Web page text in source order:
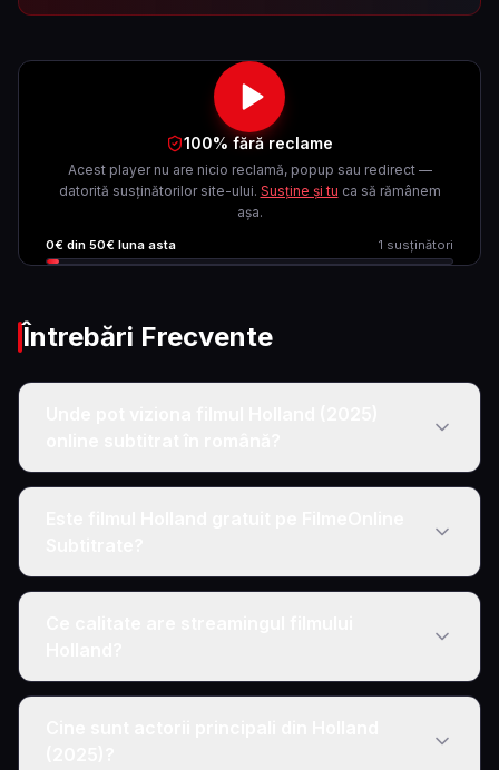
100% fără reclame
Acest player nu are nicio reclamă, popup sau redirect —
datorită susținătorilor site-ului. Susține și tu ca să rămânem
așa.
0€ din 50€ luna asta 1 susținători
Întrebări Frecvente